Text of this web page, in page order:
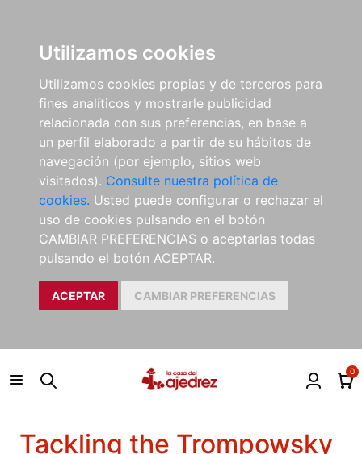
Utilizamos cookies
Utilizamos cookies propias y de terceros para
fines analíticos y mostrarle publicidad
relacionada con sus preferencias, en base a
un perfil elaborado a partir de su hábitos de
navegación (por ejemplo, sitios web
visitados). Consulte nuestra política de
cookies. Usted puede configurar o rechazar el
uso de cookies pulsando en el botón
CAMBIAR PREFERENCIAS o aceptarlas todas
pulsando el botón ACEPTAR.
ACEPTAR CAMBIAR PREFERENCIAS
0
Tackling the Trompowsky